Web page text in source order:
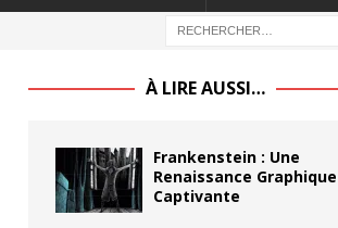
À LIRE AUSSI…
Frankenstein : Une
Renaissance Graphique
Captivante